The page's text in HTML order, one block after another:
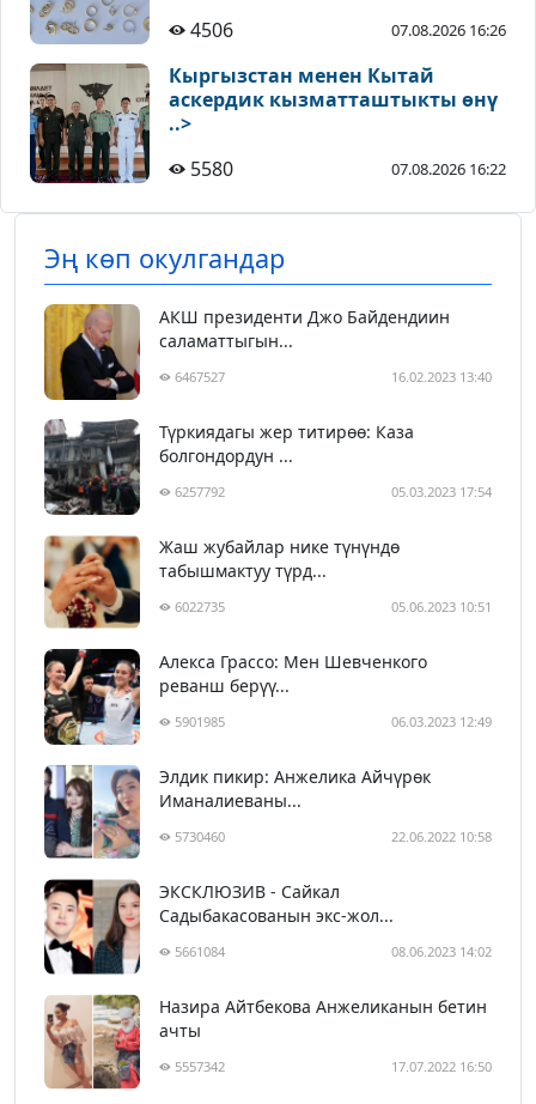
4506
07.08.2026 16:26
Кыргызстан менен Кытай
аскердик кызматташтыкты өнү
..>
5580
07.08.2026 16:22
Эң көп окулгандар
АКШ президенти Джо Байдендиин
саламаттыгын...
6467527 16.02.2023 13:40
Түркиядагы жер титирөө: Каза
болгондордун ...
6257792 05.03.2023 17:54
Жаш жубайлар нике түнүндө
табышмактуу түрд...
6022735 05.06.2023 10:51
Алекса Грассо: Мен Шевченкого
реванш берүү...
5901985 06.03.2023 12:49
Элдик пикир: Анжелика Айчүрөк
Иманалиеваны...
5730460 22.06.2022 10:58
ЭКСКЛЮЗИВ - Сайкал
Садыбакасованын экс-жол...
5661084 08.06.2023 14:02
Назира Айтбекова Анжеликанын бетин
ачты
5557342 17.07.2022 16:50